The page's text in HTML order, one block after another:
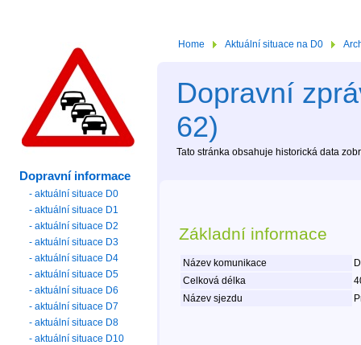
Home Aktuální situace na D0
Dopravní
62)
Tato stránka obsahuje historická data
Základní informace
Název komunikace
Celková délka
Název sjezdu
Dopravní informace
- aktuální situace D0
- aktuální situace D1
- aktuální situace D2
- aktuální situace D3
- aktuální situace D4
- aktuální situace D5
- aktuální situace D6
- aktuální situace D7
- aktuální situace D8
- aktuální situace D10